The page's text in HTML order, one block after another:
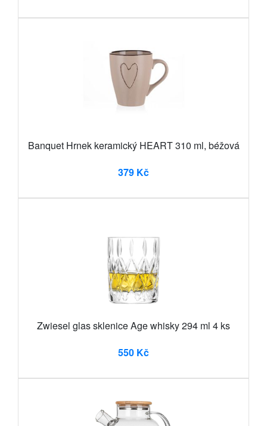
Banquet Hrnek keramický HEART 310 ml, béžová
379 Kč
Zwiesel glas sklenice Age whisky 294 ml 4 ks
550 Kč